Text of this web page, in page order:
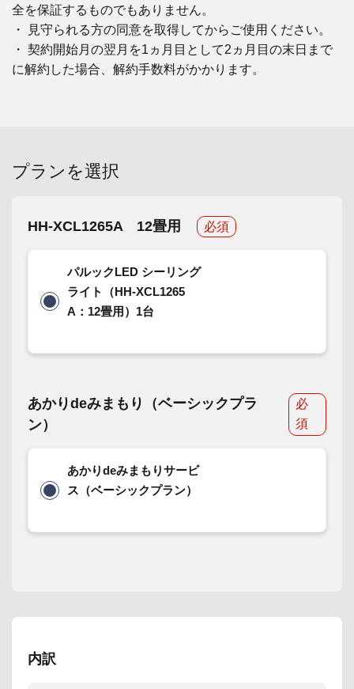
全を保証するものでもありません。
・ 見守られる方の同意を取得してからご使用ください。
・ 契約開始月の翌月を1ヵ月目として2ヵ月目の末日まで
に解約した場合、解約手数料がかかります。
プランを選択
HH-XCL1265A 12畳用 必須
パルックLED シーリング
ライト（HH-XCL1265
A：12畳用）1台
あかりdeみまもり（ベーシックプラ
ン）
必
須
あかりdeみまもりサービ
ス（ベーシックプラン）
内訳